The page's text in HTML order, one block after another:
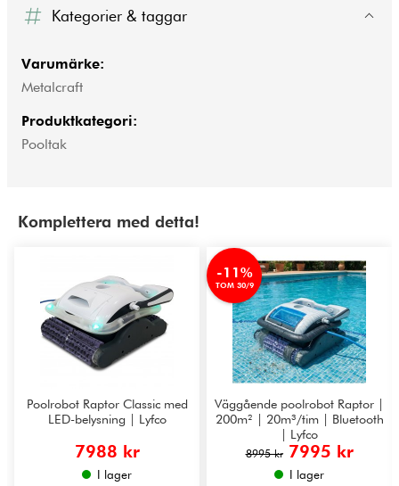
Kategorier & taggar
Varumärke:
Metalcraft
Produktkategori:
Pooltak
Komplettera med detta!
Poolrobot Raptor Classic med
LED-belysning | Lyfco
7988 kr
I lager
-11%
TOM 30/9
Väggående poolrobot Raptor |
200m² | 20m³/tim | Bluetooth
| Lyfco
8995 kr 7995 kr
I lager